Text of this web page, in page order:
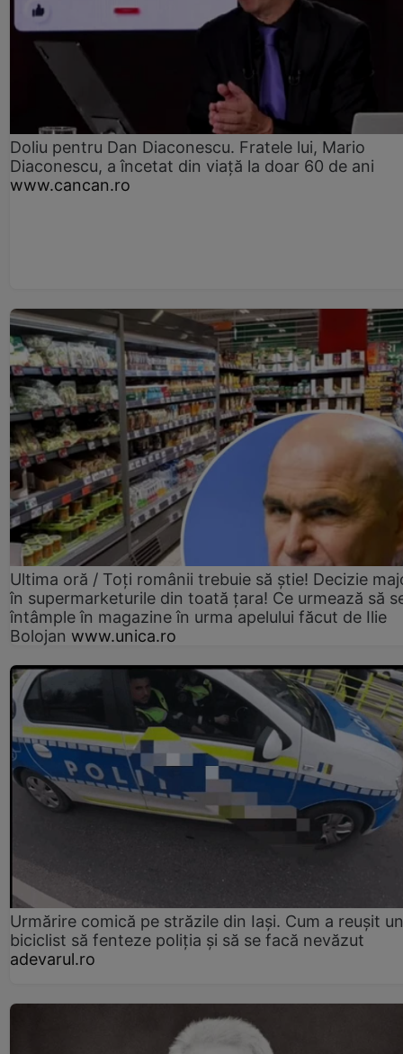
Doliu pentru Dan Diaconescu. Fratele lui, Mario
Diaconescu, a încetat din viață la doar 60 de ani
www.cancan.ro
Ultima oră / Toți românii trebuie să știe! Decizie
în supermarketurile din toată țara! Ce urmează să
întâmple în magazine în urma apelului făcut de Ilie
Bolojan www.unica.ro
Urmărire comică pe străzile din Iași. Cum a reușit un
biciclist să fenteze poliția și să se facă nevăzut
adevarul.ro